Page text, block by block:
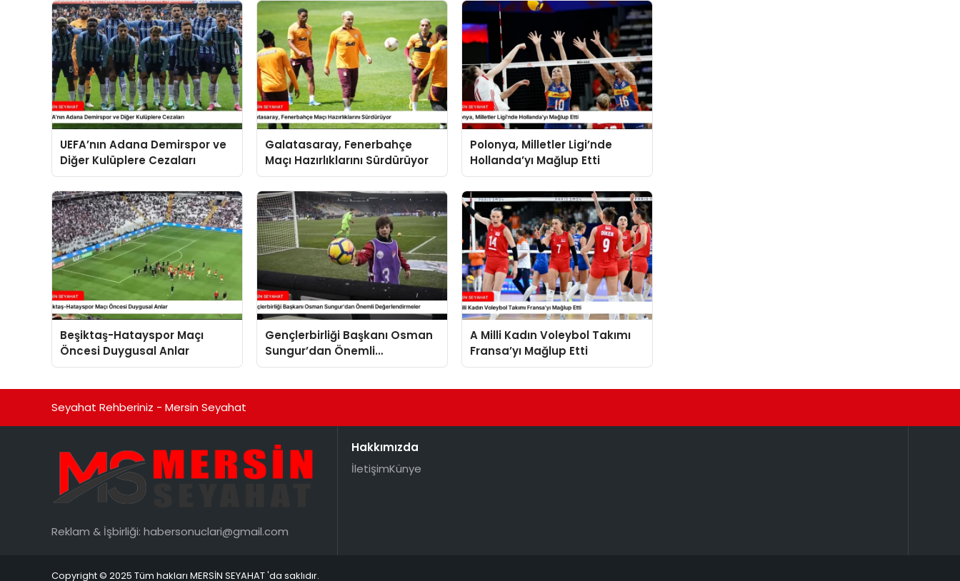
UEFA’nın Adana Demirspor ve
Diğer Kulüplere Cezaları
Galatasaray, Fenerbahçe
Maçı Hazırlıklarını Sürdürüyor
Polonya, Milletler Ligi’nde
Hollanda’yı Mağlup Etti
Beşiktaş-Hatayspor Maçı
Öncesi Duygusal Anlar
Gençlerbirliği Başkanı Osman
Sungur’dan Önemli
Değerlendirmeler
A Milli Kadın Voleybol Takımı
Fransa’yı Mağlup Etti
Seyahat Rehberiniz - Mersin Seyahat
Reklam & İşbirliği: habersonuclari@gmail.com
Hakkımızda
İletişimKünye
Copyright © 2025 Tüm hakları MERSİN SEYAHAT 'da saklıdır.